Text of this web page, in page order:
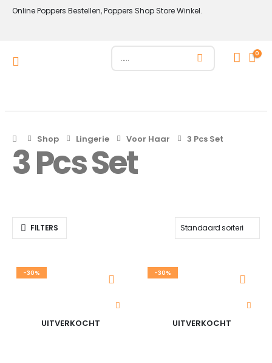
Online Poppers Bestellen, Poppers Shop Store Winkel.
0
Shop Lingerie Voor Haar 3 Pcs Set
3 Pcs Set
FILTERS
-30%
UITVERKOCHT
-30%
UITVERKOCHT